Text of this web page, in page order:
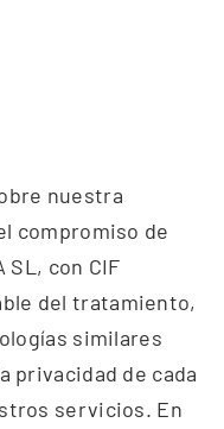
nuestra
compromiso de
SL, con CIF
del tratamiento,
similares
privacidad de cada
servicios. En